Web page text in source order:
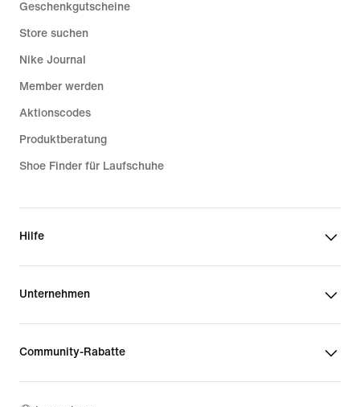
Geschenkgutscheine
Store suchen
Nike Journal
Member werden
Aktionscodes
Produktberatung
Shoe Finder für Laufschuhe
Hilfe
Unternehmen
Community-Rabatte